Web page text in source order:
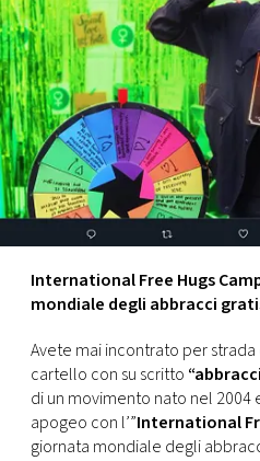
EVENTI
VIDEO
TV
PRINCIPATO
MONACO
RMC
CONSIGLIA
International Free Hugs
mondiale degli abbracci
Avete mai incontrato per
cartello con su scritto
di un movimento nato nel 2004
apogeo con l’”International
giornata mondiale degli